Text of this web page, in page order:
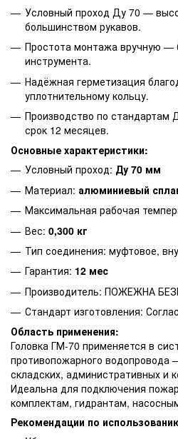
Условный проход Ду 70 —
большинством рукавов.
Простота монтажа вручную —
инструмента.
Надёжная герметизация
уплотнительному кольцу.
Производство по стандартам
срок 12 месяцев.
Основные характеристики:
Условный проход: Ду 70 мм
Материал: алюминиевый
Максимальная рабочая
Вес: 0,300 кг
Тип соединения: муфтовое,
Гарантия: 12 мес
Производитель: ПОЖЕЖНА
Стандарт изготовления:
Область применения:
Головка ГМ-70 применяется в
противопожарного водопровода
складских, административных и
Идеальна для подключения
комплектам, гидрантам,
Рекомендации по